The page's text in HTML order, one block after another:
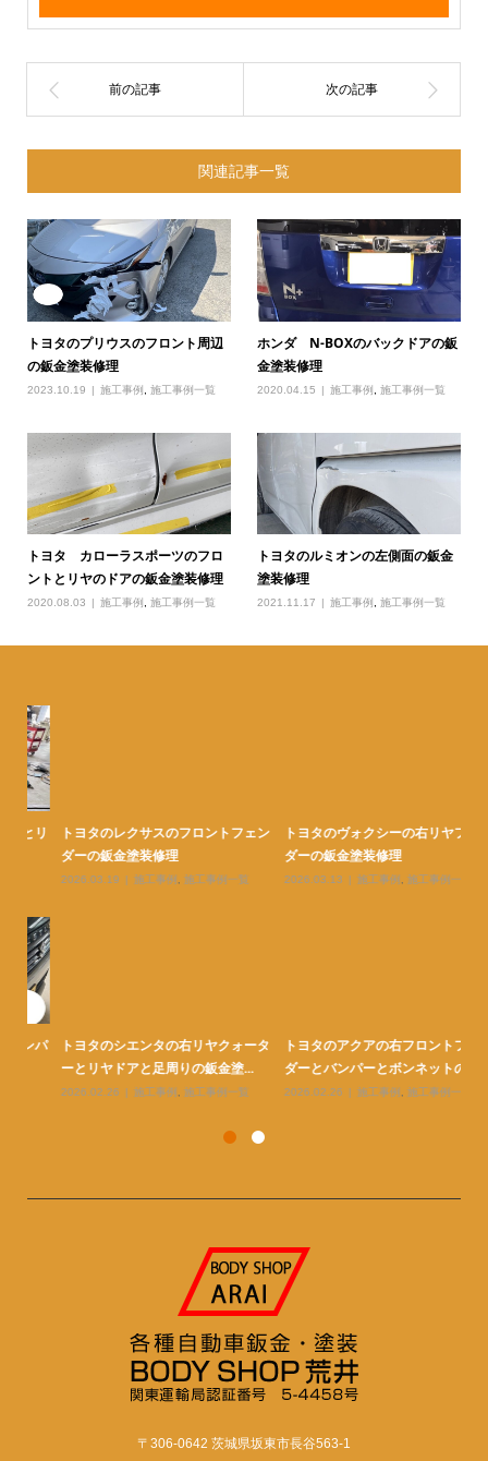
関連記事一覧
トヨタのプリウスのフロント周辺
の鈑金塗装修理
2023.10.19 施工事例 施工事例一覧
ホンダ N-BOXのバックドアの鈑
金塗装修理
2020.04.15 施工事例 ,施工事例一覧
トヨタ カローラスポーツのフロ
ントとリヤのドアの鈑金塗装修理
2020.08.03 施工事例 施工事例一覧
トヨタのルミオンの左側面の鈑金
塗装修理
2021.11.17 施工事例 ,施工事例一覧
トヨタのレクサスのフロントフェン
ダーの鈑金塗装修理
2026.03.19 施工事例,施工事例一覧
トヨタのヴォクシーの右リヤフェン
ダーの鈑金塗装修理
2026.03.13 施工事例,施工事例一覧
トヨタのシエンタの右リヤクォータ
ーとリヤドアと足周りの鈑金塗...
2026.02.26 施工事例,施工事例一覧
トヨタのアクアの右フロントフェン
ダーとバンパーとボンネットの...
2026.02.26 施工事例,施工事例一覧
〒306-0642 茨城県坂東市長谷563-1